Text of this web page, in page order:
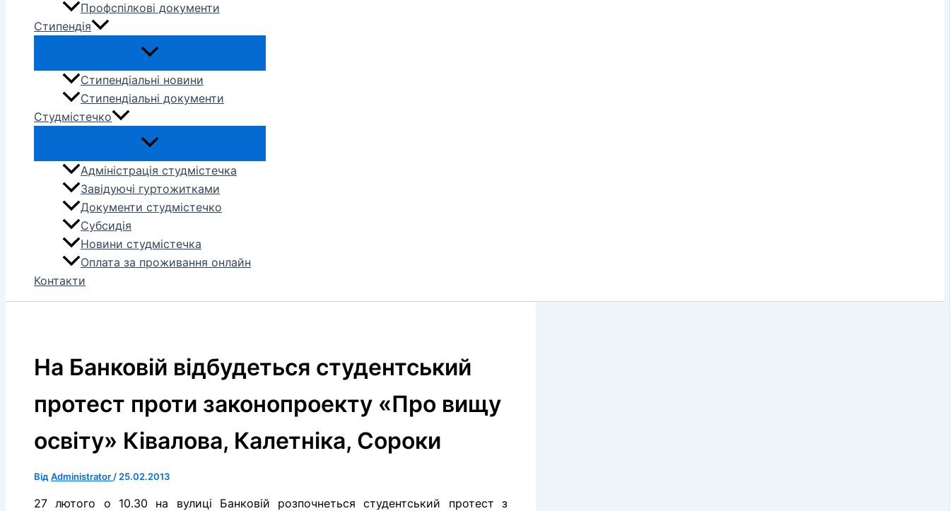
Профспілкові документи
Стипендія
Стипендіальні новини
Стипендіальні документи
Студмістечко
Адміністрація студмістечка
Завідуючі гуртожитками
Документи студмістечко
Субсидія
Новини студмістечка
Оплата за проживання онлайн
Контакти
На Банковій відбудеться студентський
протест проти законопроекту «Про вищу
освіту» Ківалова, Калетніка, Сороки
Від Administrator / 25.02.2013
27 лютого о 10.30 на вулиці Банковій розпочнеться студентський протест з